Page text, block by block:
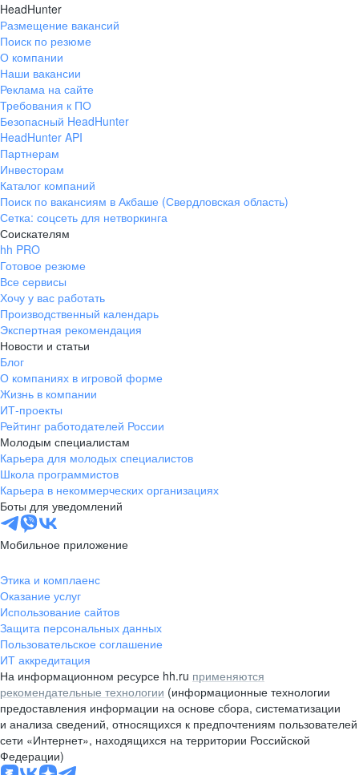
HeadHunter
Размещение вакансий
Поиск по резюме
О компании
Наши вакансии
Реклама на сайте
Требования к ПО
Безопасный HeadHunter
HeadHunter API
Партнерам
Инвесторам
Каталог компаний
Поиск по вакансиям в Акбаше (Свердловская область)
Сетка: соцсеть для нетворкинга
Соискателям
hh PRO
Готовое резюме
Все сервисы
Хочу у вас работать
Производственный календарь
Экспертная рекомендация
Новости и статьи
Блог
О компаниях в игровой форме
Жизнь в компании
ИТ-проекты
Рейтинг работодателей России
Молодым специалистам
Карьера для молодых специалистов
Школа программистов
Карьера в некоммерческих организациях
Боты для уведомлений
Мобильное приложение
Этика и комплаенс
Оказание услуг
Использование сайтов
Защита персональных данных
Пользовательское соглашение
ИТ аккредитация
На информационном ресурсе hh.ru применяются
рекомендательные технологии (информационные технологии
предоставления информации на основе сбора, систематизации
и анализа сведений, относящихся к предпочтениям пользователей
сети «Интернет», находящихся на территории Российской
Федерации)